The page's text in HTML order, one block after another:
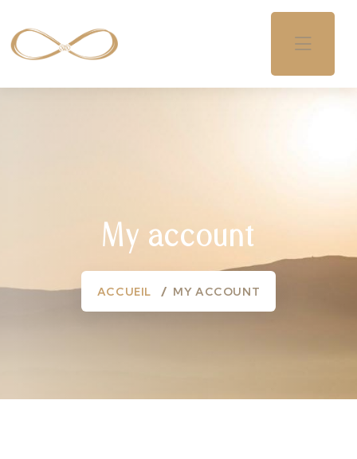
My account
ACCUEIL MY ACCOUNT